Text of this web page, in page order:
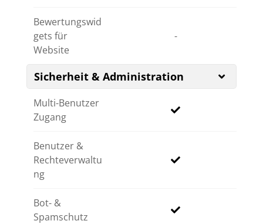
Bewertungswid
gets für
Website
-
Sicherheit & Administration
Multi-Benutzer
Zugang
Benutzer &
Rechteverwaltu
ng
Bot- &
Spamschutz